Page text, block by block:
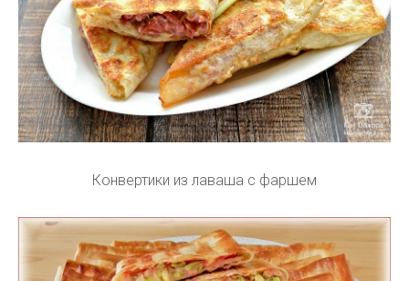
Конвертики из лаваша с фаршем